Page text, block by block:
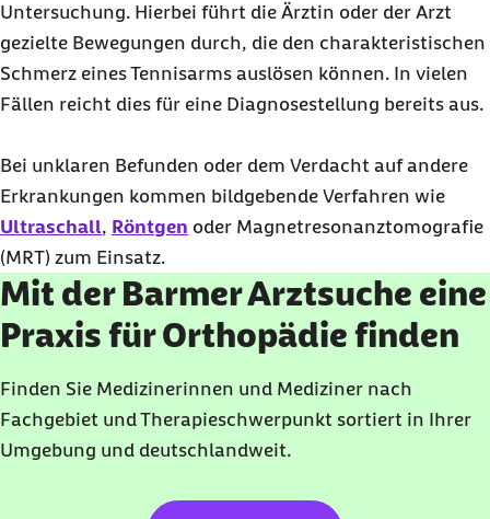
Untersuchung. Hierbei führt die Ärztin oder der Arzt
gezielte Bewegungen durch, die den charakteristischen
Schmerz eines Tennisarms auslösen können. In vielen
Fällen reicht dies für eine Diagnosestellung bereits aus.
Bei unklaren Befunden oder dem Verdacht auf andere
Erkrankungen kommen bildgebende Verfahren wie
Ultraschall, Röntgen oder Magnetresonanztomografie
(MRT) zum Einsatz.
Mit der Barmer Arztsuche eine
Praxis für Orthopädie finden
Finden Sie Medizinerinnen und Mediziner nach
Fachgebiet und Therapieschwerpunkt sortiert in Ihrer
Umgebung und deutschlandweit.